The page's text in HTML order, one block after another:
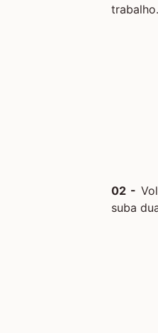
trabalho.
02 -
suba